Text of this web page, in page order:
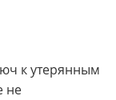
к утерянным
не